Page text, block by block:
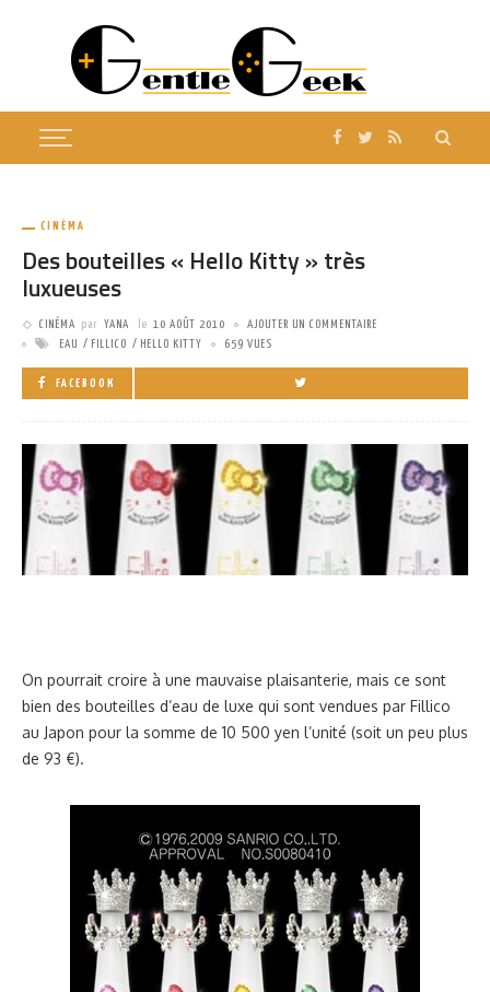
CINÉMA
Des bouteilles « Hello Kitty » très
luxueuses
CINÉMA par YANA le 10 AOÛT 2010
AJOUTER UN COMMENTAIRE
EAU
FILLICO HELLO KITTY 659 VUES
FACEBOOK
On pourrait croire à une mauvaise plaisanterie, mais ce sont
bien des bouteilles d’eau de luxe qui sont vendues par Fillico
au Japon pour la somme de 10 500 yen l’unité (soit un peu plus
de 93 €).